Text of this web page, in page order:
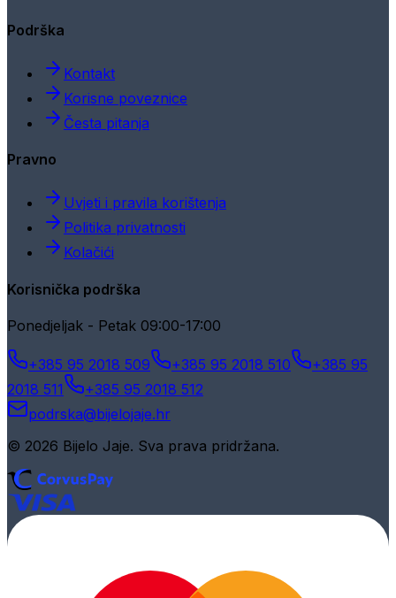
Podrška
Kontakt
Korisne poveznice
Česta pitanja
Pravno
Uvjeti i pravila korištenja
Politika privatnosti
Kolačići
Korisnička podrška
Ponedjeljak - Petak 09:00-17:00
+385 95 2018 509 +385 95 2018 510
+385 95
2018 511
+385 95 2018 512
podrska@bijelojaje.hr
© 2026 Bijelo Jaje. Sva prava pridržana.